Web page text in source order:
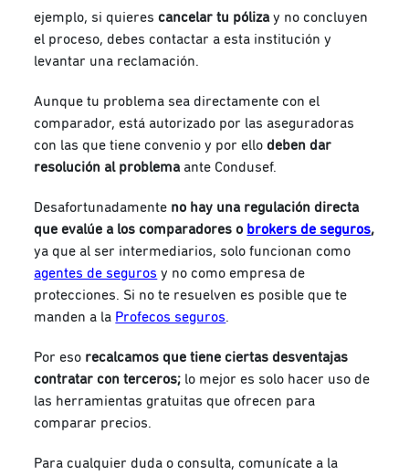
ejemplo, si quierescancelar tu póliza y no concluyen
el proceso, debes contactar a esta institución y
levantar una reclamación.
Aunque tu problema sea directamente con el
comparador, está autorizado por las aseguradoras
con las que tiene convenio y por ello deben dar
resolución al problema ante Condusef.
Desafortunadamente no hay una regulación directa
que evalúe a los comparadores o brokers de seguros,
ya que al ser intermediarios, solo funcionan como
agentes de seguros y no como empresa de
protecciones. Si no te resuelven es posible que te
manden a la Profecos seguros.
Por eso recalcamos que tiene ciertas desventajas
contratar con terceros; lo mejor es solo hacer uso de
las herramientas gratuitas que ofrecen para
comparar precios.
Para cualquier duda o consulta, comunícate a la